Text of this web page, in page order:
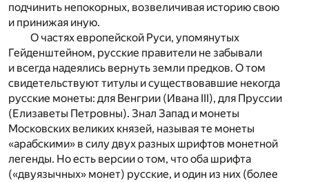
подчинить непокорных, возвеличивая историю свою
и принижая иную.
О частях европейской Руси, упомянутых
Гейденштейном, русские правители не забывали
и всегда надеялись вернуть земли предков. О том
свидетельствуют титулы и существовавшие некогда
русские монеты: для Венгрии (Ивана III), для Пруссии
(Елизаветы Петровны). Знал Запад и монеты
Московских великих князей, называя те монеты
«арабскими» в силу двух разных шрифтов монетной
легенды. Но есть версии о том, что оба шрифта
(«двуязычных» монет) русские, и один из них (более